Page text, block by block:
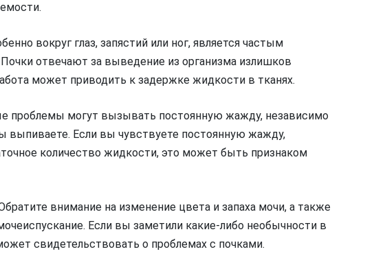
вокруг глаз, запястий или ног, является частым
отвечают за выведение из организма излишков
может приводить к задержке жидкости в тканях.
проблемы могут вызывать постоянную жажду, независимо
выпиваете. Если вы чувствуете постоянную жажду,
количество жидкости, это может быть признаком
внимание на изменение цвета и запаха мочи, а также
Если вы заметили какие-либо необычности в
свидетельствовать о проблемах с почками.